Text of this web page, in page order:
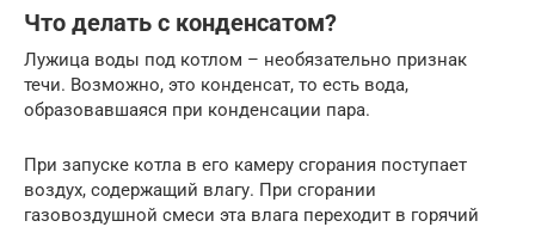
Что делать с конденсатом?
Лужица воды под котлом – необязательно признак
течи. Возможно, это конденсат, то есть вода,
образовавшаяся при конденсации пара.
При запуске котла в его камеру сгорания поступает
воздух, содержащий влагу. При сгорании
газовоздушной смеси эта влага переходит в горячий